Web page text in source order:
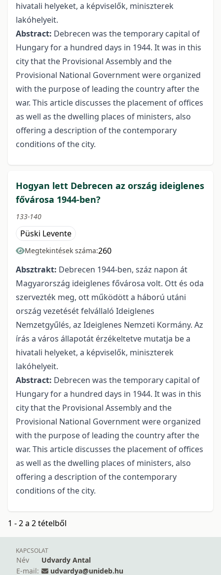
hivatali helyeket, a képviselők, miniszterek
lakóhelyeit.
Abstract: Debrecen was the temporary capital of
Hungary for a hundred days in 1944. It was in this
city that the Provisional Assembly and the
Provisional National Government were organized
with the purpose of leading the country after the
war. This article discusses the placement of offices
as well as the dwelling places of ministers, also
offering a description of the contemporary
conditions of the city.
Hogyan lett Debrecen az ország ideiglenes
fővárosa 1944-ben?
133-140
Püski Levente
Megtekintések száma:260
Absztrakt: Debrecen 1944-ben, száz napon át
Magyarország ideiglenes fővárosa volt. Ott és oda
szervezték meg, ott működött a háború utáni
ország vezetését felvállaló Ideiglenes
Nemzetgyűlés, az Ideiglenes Nemzeti Kormány. Az
írás a város állapotát érzékeltetve mutatja be a
hivatali helyeket, a képviselők, miniszterek
lakóhelyeit.
Abstract: Debrecen was the temporary capital of
Hungary for a hundred days in 1944. It was in this
city that the Provisional Assembly and the
Provisional National Government were organized
with the purpose of leading the country after the
war. This article discusses the placement of offices
as well as the dwelling places of ministers, also
offering a description of the contemporary
conditions of the city.
1 - 2 a 2 tételből
KAPCSOLAT
Név
Udvardy Antal
E-mail:
udvardya@unideb.hu